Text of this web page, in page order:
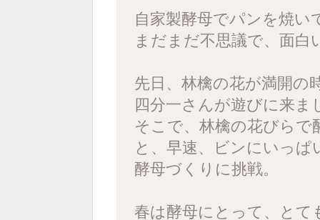
自家製酵母でパンを焼い
まだまだ不思議で、面白
先日、林檎の花が満開の
四分一さんが遊びに来ま
そこで、林檎の花びらで
と、早速、ビンにいっ
酵母づくりに挑戦。
春は酵母にとって、とて